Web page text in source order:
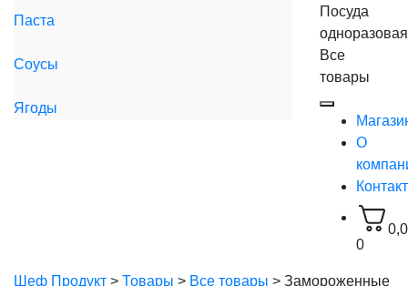
Паста
Соусы
Ягоды
Посуда
одноразовая
Все
товары
О
0
Шеф Продукт > Товары > Все товары > Замороженные